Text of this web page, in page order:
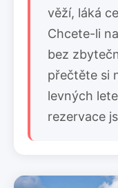
věží, láká
Chcete-li
bez
přečtěte si
levných
rezervace